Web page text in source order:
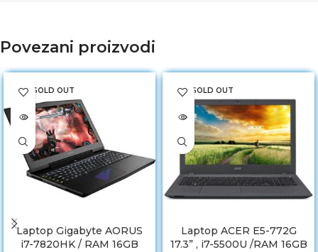
Povezani proizvodi
SOLD OUT
Laptop Gigabyte AORUS
i7-7820HK / RAM 16GB
SOLD OUT
Laptop ACER E5-772G
17.3” , i7-5500U /RAM 16GB